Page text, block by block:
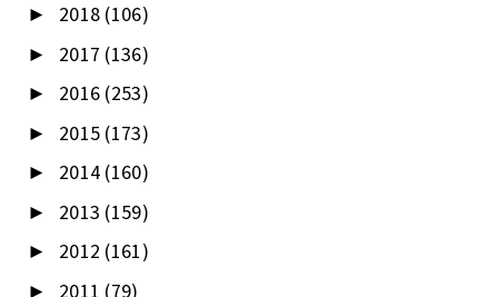
► 2018 (106)
► 2017 (136)
► 2016 (253)
► 2015 (173)
► 2014 (160)
► 2013 (159)
► 2012 (161)
► 2011 (79)